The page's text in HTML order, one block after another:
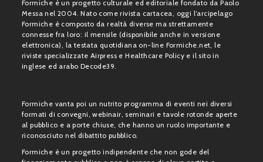
Formiche è un progetto culturale ed editoriale fondato da Paolo
Messa nel 2004. Nato come rivista cartacea, oggi l’arcipelago
Formiche è composto da realtà diverse ma strettamente
connesse fra loro: il mensile (disponibile anche in versione
elettronica), la testata quotidiana on-line Formiche.net, le
riviste specializzate Airpress e Healthcare Policy e il sito in
inglese ed arabo Decode39.
Formiche vanta poi un nutrito programma di eventi nei diversi
formati di convegni, webinair, seminari e tavole rotonde aperte
al pubblico e a porte chiuse, che hanno un ruolo importante e
riconosciuto nel dibattito pubblico.
Formiche è un progetto indipendente che non gode del